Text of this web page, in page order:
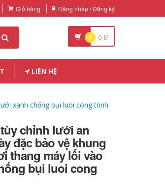
Giỏ hàng Đăng nhập / Đăng ký
0 0 Đ
LIÊN HỆ
xanh chống bụi luoi cong trinh
chỉnh lưới an
đặc bảo vệ khung
thang máy lối vào
bụi luoi cong